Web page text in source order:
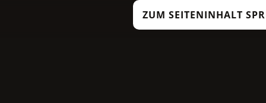
ZUM SEITENINHALT